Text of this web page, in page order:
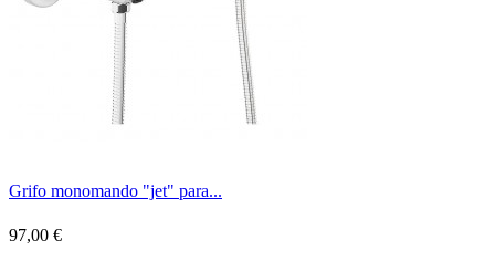
Grifo monomando "jet" para...
97,00 €